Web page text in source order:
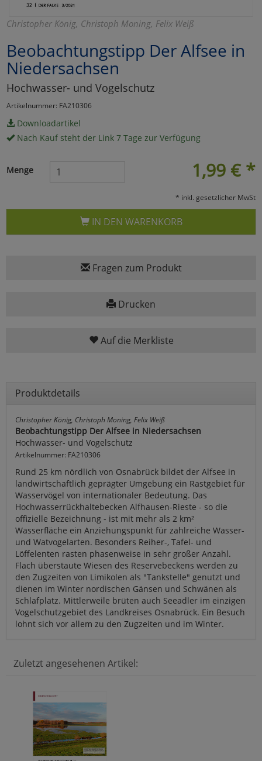
Christopher König, Christoph Moning, Felix Weiß
Beobachtungstipp Der Alfsee in
Niedersachsen
Hochwasser- und Vogelschutz
Artikelnummer: FA210306
Downloadartikel
Nach Kauf steht der Link 7 Tage zur Verfügung
1,99 € *
Menge
* inkl. gesetzlicher MwSt
IN DEN WARENKORB
Fragen zum Produkt
Drucken
Auf die Merkliste
Produktdetails
Christopher König, Christoph Moning, Felix Weiß
Beobachtungstipp Der Alfsee in Niedersachsen
Hochwasser- und Vogelschutz
Artikelnummer: FA210306
Rund 25 km nördlich von Osnabrück bildet der Alfsee in
landwirtschaftlich geprägter Umgebung ein Rastgebiet für
Wasservögel von internationaler Bedeutung. Das
Hochwasserrückhaltebecken Alfhausen-Rieste - so die
offizielle Bezeichnung - ist mit mehr als 2 km²
Wasserfläche ein Anziehungspunkt für zahlreiche Wasser-
und Watvogelarten. Besonders Reiher-, Tafel- und
Löffelenten rasten phasenweise in sehr großer Anzahl.
Flach überstaute Wiesen des Reservebeckens werden zu
den Zugzeiten von Limikolen als "Tankstelle" genutzt und
dienen im Winter nordischen Gänsen und Schwänen als
Schlafplatz. Mittlerweile brüten auch Seeadler im einzigen
Vogelschutzgebiet des Landkreises Osnabrück. Ein Besuch
lohnt sich vor allem zu den Zugzeiten und im Winter.
Zuletzt angesehenen Artikel:
Marketing
Umfragetools
Cookies
Alle Akzeptieren
Cookies
Einstellungen speichern